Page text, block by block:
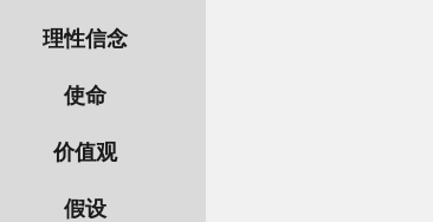
理性信念
使命
价值观
假设